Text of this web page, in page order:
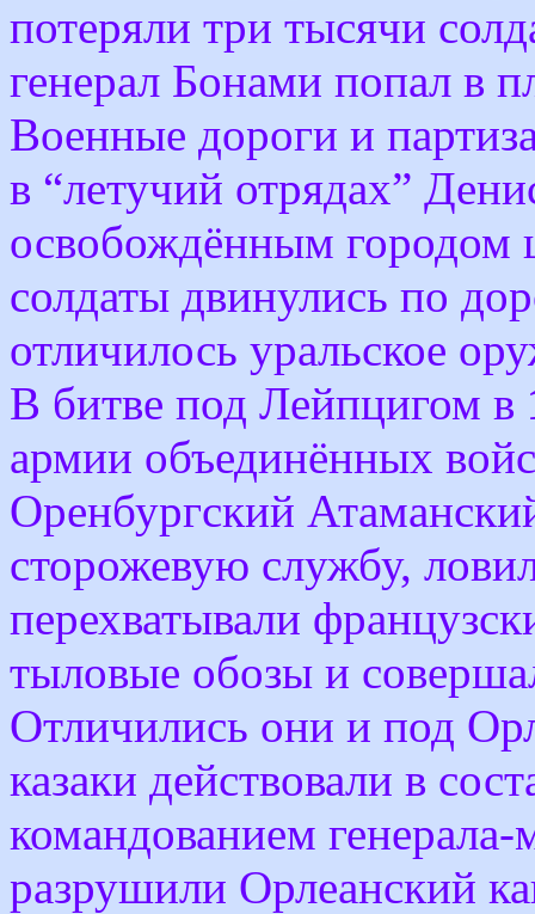
потеряли три тысячи
генерал Бонами попал в
Военные дороги и
в “летучий отрядах”
освобождённым городом
солдаты двинулись по
отличилось уральское
В битве под Лейпцигом в
армии объединённых
Оренбургский
сторожевую службу,
перехватывали
тыловые обозы и
Отличились они и под
казаки действовали в
командованием
разрушили Орлеанский